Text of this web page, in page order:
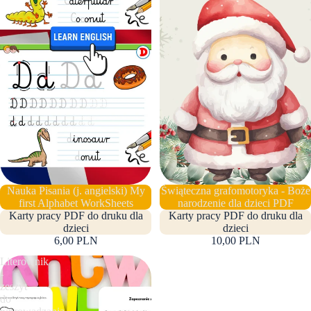
Nauka Pisania (j. angielski) My
first Alphabet WorkSheets
Karty pracy PDF do druku dla
dzieci
6,00 PLN
Świąteczna grafomotoryka - Boże
narodzenie dla dzieci PDF
Karty pracy PDF do druku dla
dzieci
10,00 PLN
Literownik
-
zeszyt
do